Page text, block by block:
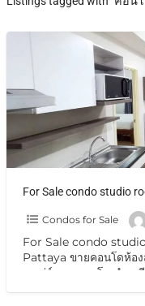
Condos for Sale
For Sale condo
Pattaya ขายคอนโดห้อ
มาเร่ย์ ขายคอนโด ทำเ